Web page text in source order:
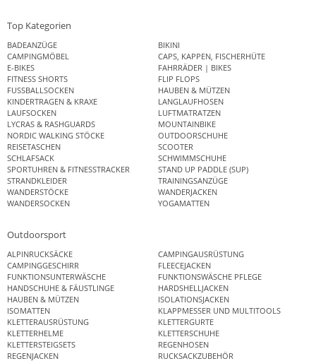
Top Kategorien
BADEANZÜGE
BIKINI
CAMPINGMÖBEL
CAPS, KAPPEN, FISCHERHÜTE
E-BIKES
FAHRRÄDER | BIKES
FITNESS SHORTS
FLIP FLOPS
FUSSBALLSOCKEN
HAUBEN & MÜTZEN
KINDERTRAGEN & KRAXE
LANGLAUFHOSEN
LAUFSOCKEN
LUFTMATRATZEN
LYCRAS & RASHGUARDS
MOUNTAINBIKE
NORDIC WALKING STÖCKE
OUTDOORSCHUHE
REISETASCHEN
SCOOTER
SCHLAFSACK
SCHWIMMSCHUHE
SPORTUHREN & FITNESSTRACKER
STAND UP PADDLE (SUP)
STRANDKLEIDER
TRAININGSANZÜGE
WANDERSTÖCKE
WANDERJACKEN
WANDERSOCKEN
YOGAMATTEN
Outdoorsport
ALPINRUCKSÄCKE
CAMPINGAUSRÜSTUNG
CAMPINGGESCHIRR
FLEECEJACKEN
FUNKTIONSUNTERWÄSCHE
FUNKTIONSWÄSCHE PFLEGE
HANDSCHUHE & FÄUSTLINGE
HARDSHELLJACKEN
HAUBEN & MÜTZEN
ISOLATIONSJACKEN
ISOMATTEN
KLAPPMESSER UND MULTITOOLS
KLETTERAUSRÜSTUNG
KLETTERGURTE
KLETTERHELME
KLETTERSCHUHE
KLETTERSTEIGSETS
REGENHOSEN
REGENJACKEN
RUCKSACKZUBEHÖR